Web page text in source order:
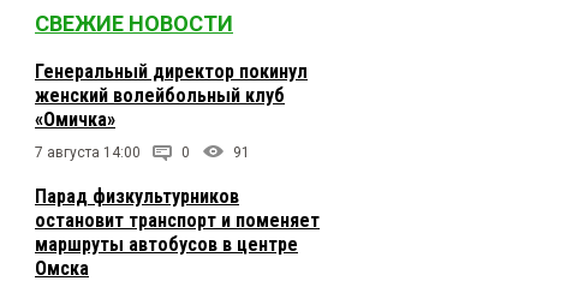
СВЕЖИЕ НОВОСТИ
Генеральный директор покинул
женский волейбольный клуб
«Омичка»
7 августа 14:00 0 91
Парад физкультурников
остановит транспорт и поменяет
маршруты автобусов в центре
Омска